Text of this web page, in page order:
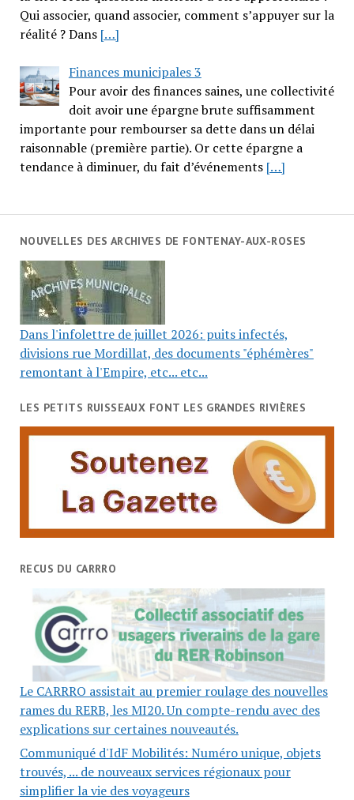
Qui associer, quand associer, comment s’appuyer sur la
réalité ? Dans […]
Finances municipales 3
Pour avoir des finances saines, une collectivité
doit avoir une épargne brute suffisamment
importante pour rembourser sa dette dans un délai
raisonnable (première partie). Or cette épargne a
tendance à diminuer, du fait d’événements […]
NOUVELLES DES ARCHIVES DE FONTENAY-AUX-ROSES
Dans l'infolettre de juillet 2026: puits infectés,
divisions rue Mordillat, des documents "éphémères"
remontant à l'Empire, etc... etc...
LES PETITS RUISSEAUX FONT LES GRANDES RIVIÈRES
RECUS DU CARRRO
Le CARRRO assistait au premier roulage des nouvelles
rames du RERB, les MI20. Un compte-rendu avec des
explications sur certaines nouveautés.
Communiqué d'IdF Mobilités: Numéro unique, objets
trouvés, ... de nouveaux services régionaux pour
simplifier la vie des voyageurs